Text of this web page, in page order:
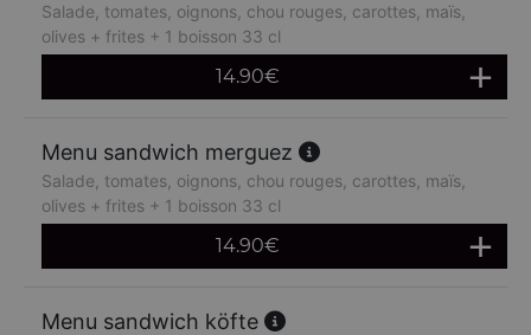
Salade, tomates, oignons, chou rouges, carottes, maïs,
olives + frites + 1 boisson 33 cl
14.90€
Menu sandwich merguez
Salade, tomates, oignons, chou rouges, carottes, maïs,
olives + frites + 1 boisson 33 cl
14.90€
Menu sandwich köfte